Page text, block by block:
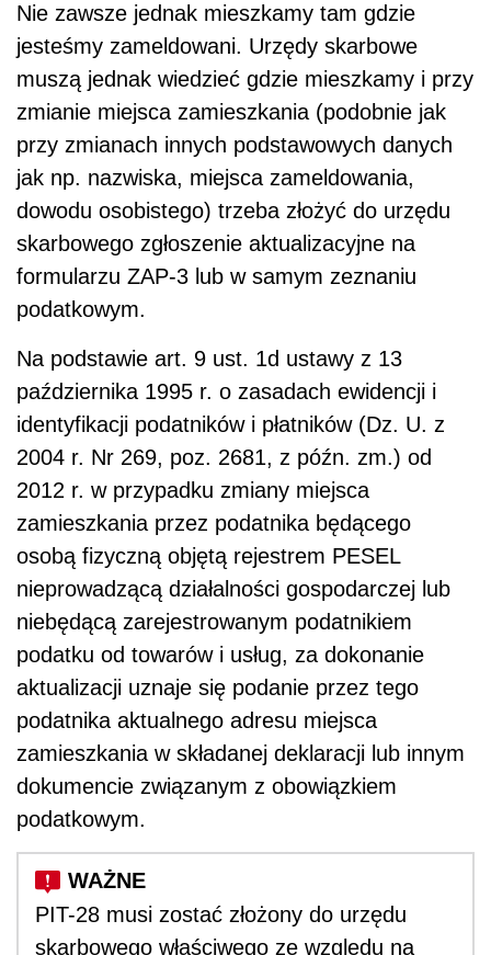
Nie zawsze jednak mieszkamy tam gdzie
jesteśmy zameldowani. Urzędy skarbowe
muszą jednak wiedzieć gdzie mieszkamy i przy
zmianie miejsca zamieszkania (podobnie jak
przy zmianach innych podstawowych danych
jak np. nazwiska, miejsca zameldowania,
dowodu osobistego) trzeba złożyć do urzędu
skarbowego zgłoszenie aktualizacyjne na
formularzu ZAP-3 lub w samym zeznaniu
podatkowym.
Na podstawie art. 9 ust. 1d ustawy z 13
października 1995 r. o zasadach ewidencji i
identyfikacji podatników i płatników (Dz. U. z
2004 r. Nr 269, poz. 2681, z późn. zm.) od
2012 r. w przypadku zmiany miejsca
zamieszkania przez podatnika będącego
osobą fizyczną objętą rejestrem PESEL
nieprowadzącą działalności gospodarczej lub
niebędącą zarejestrowanym podatnikiem
podatku od towarów i usług, za dokonanie
aktualizacji uznaje się podanie przez tego
podatnika aktualnego adresu miejsca
zamieszkania w składanej deklaracji lub innym
dokumencie związanym z obowiązkiem
podatkowym.
PIT-28 musi zostać złożony do urzędu
skarbowego właściwego ze względu na